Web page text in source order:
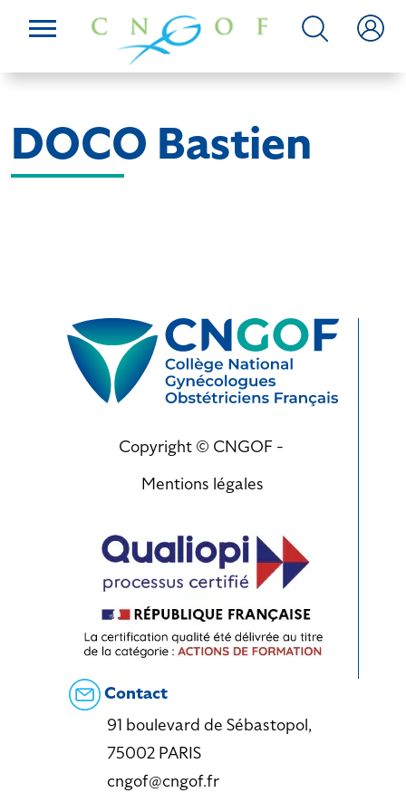
DOCO Bastien
Copyright © CNGOF -
Mentions légales
Contact
91 boulevard de Sébastopol,
75002 PARIS
cngof@cngof.fr